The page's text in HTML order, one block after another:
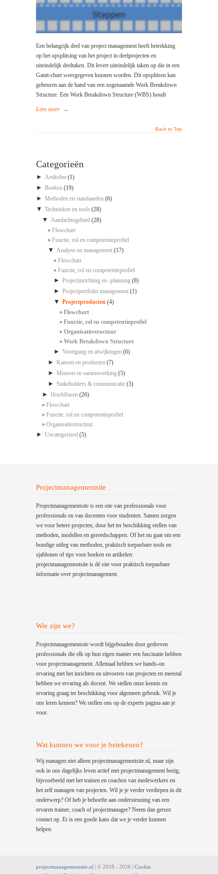
Een belangrijk deel van project management heeft betrekking
op het opsplitsing van het project in deelprojecten en
uiteindelijk deeltaken. Dit levert uiteindelijk taken op die in een
Gantt-chart weergegeven kunnen worden. Dit opsplitsen kan
gebeuren aan de hand van een zogenaamde Work Breakdown
Structure. Een Work Breakdown Structure (WBS) houdt
Lees meer →
Back to Top
Categorieën
► Artikelen (1)
► Boeken (19)
► Methoden en standaarden (6)
▼ Technieken en tools (28)
▼ Aandachtsgebied (28)
Flowchart
Functie, rol en competentieprofiel
▼ Analyse en management (17)
Flowchart
Functie, rol en competentieprofiel
► Projectinrichting en -planning (8)
► Projectportfolio management (1)
▼ Projectproducten (4)
Flowchart
Functie, rol en competentieprofiel
Organisatiestructuur
Work Breakdown Structure
► Voortgang en afwijkingen (6)
► Kansen en producten (7)
► Mensen en samenwerking (5)
► Stakeholders & communicatie (3)
► Hoofdfasen (26)
Flowchart
Functie, rol en competentieprofiel
Organisatiestructuur
► Uncategorized (5)
Projectmanagementsite
Projectmanagementsite is een site van professionals voor
professionals en van docenten voor studenten. Samen zorgen
we voor betere projecten, door het ter beschikking stellen van
methoden, modellen en gereedschappen. Of het nu gaat om een
bondige uitleg van methoden, praktisch toepasbare tools en
sjablonen of tips voor boeken en artikelen:
projectmanagementsite is dé site voor praktisch toepasbare
informatie over projectmanagement.
Wie zijn we?
Projectmanagementsite wordt bijgebouden door gedreven
professionals die elk op hun eigen manier een fascinatie hebben
voor projectmanagement. Allemaal hebben we hands-on
ervaring met het inrichten en uitvoeren van projecten en meestal
hebben we ervaring als docent. We stellen onze kennis en
ervaring graag ter beschikking voor algemeen gebruik. Wil je
ons leren kennen? We stellen ons op de experts pagina aan je
voor.
Wat kunnen we voor je betekenen?
Wij managen niet alleen projectmanagementsite.nl, maar zijn
ook in ons dagelijks leven actief met projectmanagement bezig;
bijvoorbeeld met het trainen en coachen van medewerkers en
het zelf managen van projecten. Wil je je verder verdiepen in dit
onderwerp? Of heb je behoefte aan ondersteuning van een
ervaren trainer, coach of projectmanager? Neem dan gerust
contact op. Er is een goede kans dat we je verder kunnen
helpen.
projectmanagementsite.nl | © 2018 - 2026 | Cookie